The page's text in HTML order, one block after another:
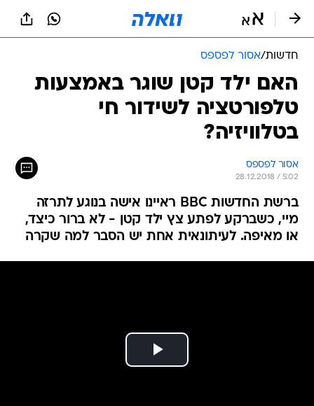
חדשות/אסור לפספס
האם ילד קטן שוגר באמצעות
טלפורטציה לשידור חי
בטלוויזיה?
אסור לפספס
28.12.2018 / 5:02
ברשת החדשות BBC ראיינו אישה בנוגע לתרזה
מיי, כשברקע לפתע צץ ילד קטן - לא ברור כיצד,
או מאיפה. לעיתונאית אחת יש הסבר למה שקרה